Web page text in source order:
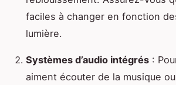
faciles à changer en fonction
lumière.
Systèmes d’audio intégrés :
aiment écouter de la musique